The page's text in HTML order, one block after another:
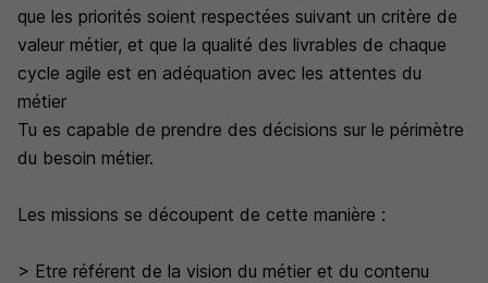
que les priorités soient respectées suivant un critère de
valeur métier, et que la qualité des livrables de chaque
cycle agile est en adéquation avec les attentes du
métier
Tu es capable de prendre des décisions sur le périmètre
du besoin métier.
Les missions se découpent de cette manière :
> Etre référent de la vision du métier et du contenu